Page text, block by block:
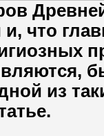
что
из